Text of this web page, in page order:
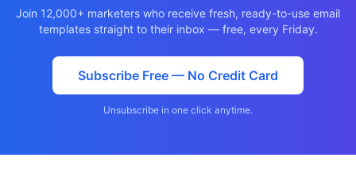
Join 12,000+ marketers who receive fresh, ready-to-use email
templates straight to their inbox — free, every Friday.
Subscribe Free — No Credit Card
Unsubscribe in one click anytime.